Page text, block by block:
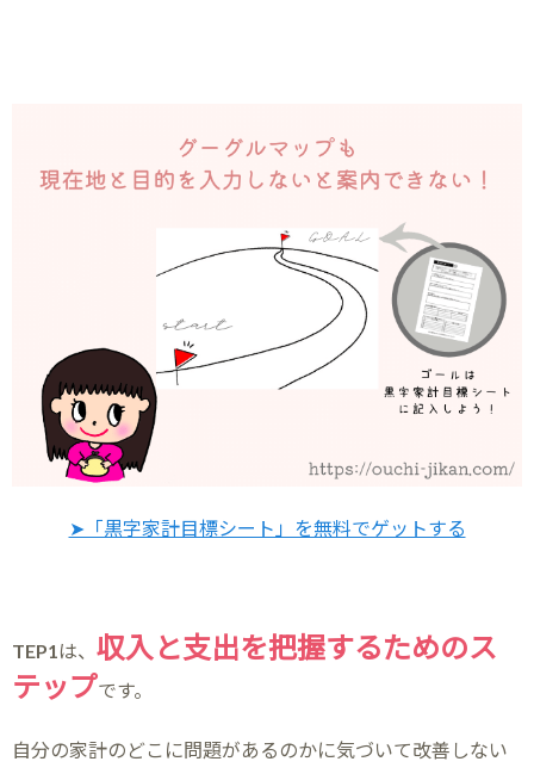
➤「黒字家計目標シート」を無料でゲットする
TEP1は、 収入と支出を把握するためのス
テップです。
自分の家計のどこに問題があるのかに気づいて改善しない